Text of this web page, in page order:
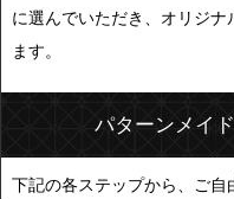
に選んでいただき、オリジ
ます。
パターンメイ
下記の各ステップから、ご自